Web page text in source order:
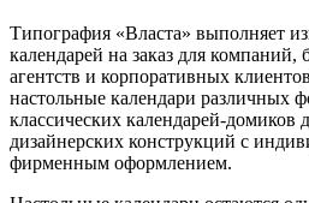
Типография «Власта» выполняет
календарей на заказ для
агентств и корпоративных
настольные календари различных
классических календарей-домиков
дизайнерских конструкций с
фирменным оформлением.